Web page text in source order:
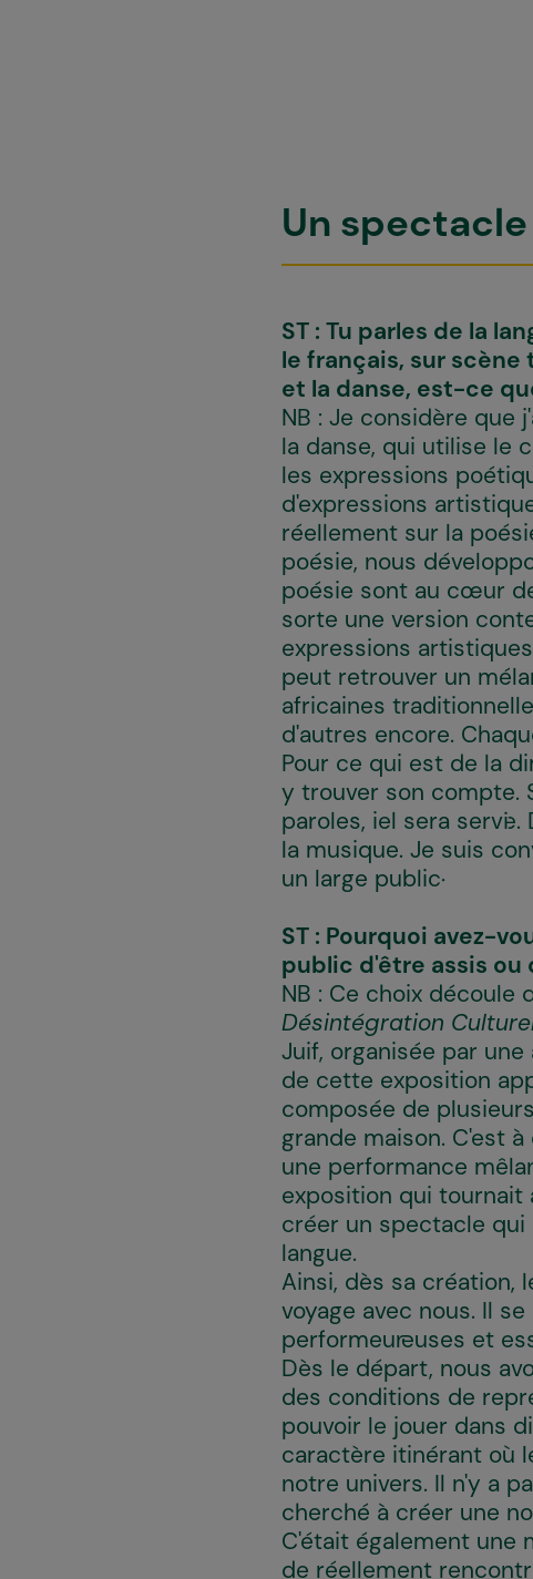
Un
ST : Tu parles de la
le français, sur
et la danse, est-ce
NB : Je considère que
la danse, qui utilise le
les expressions
d'expressions
réellement sur la
poésie, nous
poésie sont au cœur
sorte une version
expressions
peut retrouver un
africaines
d'autres encore.
Pour ce qui est de la
y trouver son compte.
paroles, iel sera
la musique. Je suis
un large public..
ST : Pourquoi avez-
public d'être assis ou
NB : Ce choix découle
Désintégration
Juif, organisée par
de cette exposition
composée de
grande maison. C'est
une performance
exposition qui
créer un spectacle
langue.
Ainsi, dès sa création,
voyage avec nous. Il
performeur·euses et
Dès le départ, nous
des conditions de
pouvoir le jouer dans
caractère itinérant où
notre univers. Il n'y a
cherché à créer une
C'était également une
de réellement